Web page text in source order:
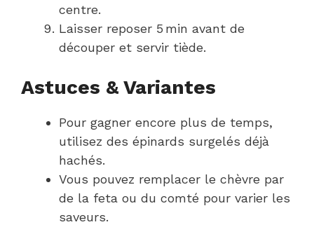
centre.
Laisser reposer 5 min avant de
découper et servir tiède.
Astuces & Variantes
Pour gagner encore plus de temps,
utilisez des épinards surgelés déjà
hachés.
Vous pouvez remplacer le chèvre par
de la feta ou du comté pour varier les
saveurs.